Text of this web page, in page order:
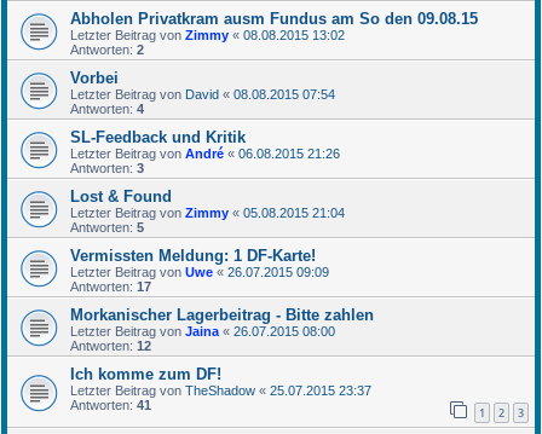
Abholen Privatkram ausm Fundus am So den 09.08.15
Letzter Beitrag von Zimmy « 08.08.2015 13:02
Antworten: 2
Vorbei
Letzter Beitrag von David « 08.08.2015 07:54
Antworten: 4
SL-Feedback und Kritik
Letzter Beitrag von André « 06.08.2015 21:26
Antworten: 3
Lost & Found
Letzter Beitrag von Zimmy « 05.08.2015 21:04
Antworten: 5
Vermissten Meldung: 1 DF-Karte!
Letzter Beitrag von Uwe « 26.07.2015 09:09
Antworten: 17
Morkanischer Lagerbeitrag - Bitte zahlen
Letzter Beitrag von Jaina « 26.07.2015 08:00
Antworten: 12
Ich komme zum DF!
Letzter Beitrag von TheShadow « 25.07.2015 23:37
Antworten: 41 1 2 3